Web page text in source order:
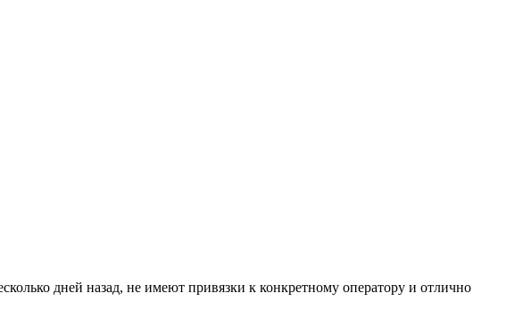
дней назад, не имеют привязки к конкретному оператору и отлично